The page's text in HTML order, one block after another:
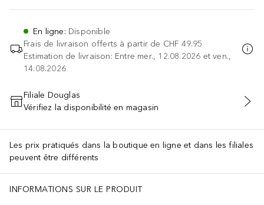
En ligne: Disponible
Frais de livraison offerts à partir de CHF 49.95
Estimation de livraison: Entre mer., 12.08.2026 et ven.,
14.08.2026
AJOUTER AU PANIER
Filiale Douglas
Vérifiez la disponibilité en magasin
Les prix pratiqués dans la boutique en ligne et dans les filiales
peuvent être différents
INFORMATIONS SUR LE PRODUIT